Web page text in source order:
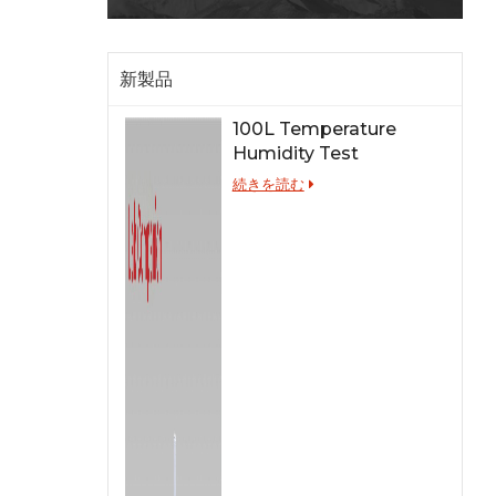
新製品
100L Temperature
Humidity Test
Chamber for Lab
続きを読む